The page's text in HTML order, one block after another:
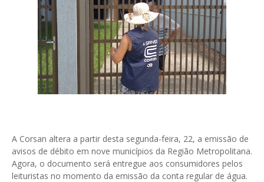
A Corsan altera a partir desta segunda-feira, 22, a emissão de
avisos de débito em nove municípios da Região Metropolitana.
Agora, o documento será entregue aos consumidores pelos
leituristas no momento da emissão da conta regular de água.